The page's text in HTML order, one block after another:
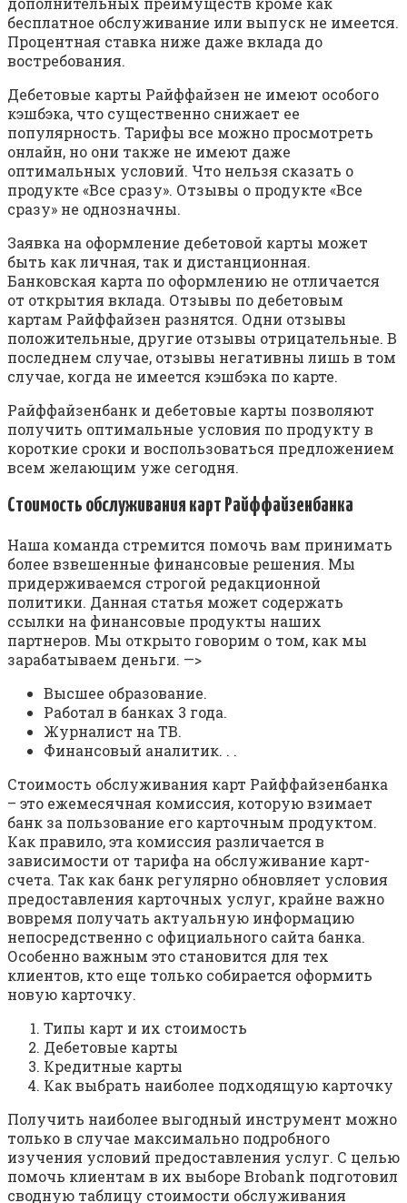
бесплатное обслуживание или выпуск не имеется.
Процентная ставка ниже даже вклада до
востребования.
Дебетовые карты Райффайзен не имеют особого
кэшбэка, что существенно снижает ее
популярность. Тарифы все можно просмотреть
онлайн, но они также не имеют даже
оптимальных условий. Что нельзя сказать о
продукте «Все сразу». Отзывы о продукте «Все
сразу» не однозначны.
Заявка на оформление дебетовой карты может
быть как личная, так и дистанционная.
Банковская карта по оформлению не отличается
от открытия вклада. Отзывы по дебетовым
картам Райффайзен разнятся. Одни отзывы
положительные, другие отзывы отрицательные. В
последнем случае, отзывы негативны лишь в том
случае, когда не имеется кэшбэка по карте.
Райффайзенбанк и дебетовые карты позволяют
получить оптимальные условия по продукту в
короткие сроки и воспользоваться предложением
всем желающим уже сегодня.
Стоимость обслуживания карт Райффайзенбанка
Наша команда стремится помочь вам принимать
более взвешенные финансовые решения. Мы
придерживаемся строгой редакционной
политики. Данная статья может содержать
ссылки на финансовые продукты наших
партнеров. Мы открыто говорим о том, как мы
зарабатываем деньги. —>
Высшее образование.
Работал в банках 3 года.
Журналист на ТВ.
Финансовый аналитик. . .
Стоимость обслуживания карт Райффайзенбанка
– это ежемесячная комиссия, которую взимает
банк за пользование его карточным продуктом.
Как правило, эта комиссия различается в
зависимости от тарифа на обслуживание карт-
счета. Так как банк регулярно обновляет условия
предоставления карточных услуг, крайне важно
вовремя получать актуальную информацию
непосредственно с официального сайта банка.
Особенно важным это становится для тех
клиентов, кто еще только собирается оформить
новую карточку.
Типы карт и их стоимость
Дебетовые карты
Кредитные карты
Как выбрать наиболее подходящую карточку
Получить наиболее выгодный инструмент можно
только в случае максимально подробного
изучения условий предоставления услуг. С целью
помочь клиентам в их выборе Brobank подготовил
сводную таблицу стоимости обслуживания